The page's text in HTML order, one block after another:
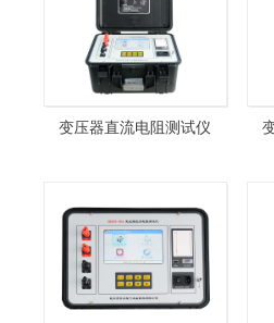
变压器直流电阻测试仪